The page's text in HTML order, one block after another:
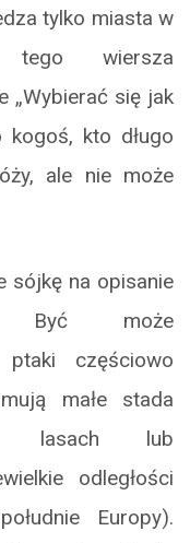
tylko miasta w
tego wiersza
„Wybierać się jak
kogoś, kto długo
ale nie może
sójkę na opisanie
Być może
częściowo
małe stada
lasach lub
odległości
Europy).